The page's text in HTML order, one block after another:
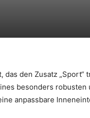
den Zusatz „Sport“
besonders robusten
anpassbare